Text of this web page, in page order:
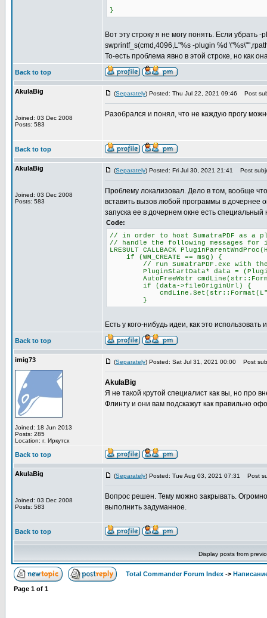
}
Вот эту строку я не могу понять. Если убрать
swprintf_s(cmd,4096,L"%s -plugin %d
То-есть проблема явно в этой строке, но как
Back to top
AkulaBig
Joined: 03 Dec 2008
Posts: 583
(Separately) Posted: Thu Jul 22, 2021 09:46 Post
Разобрался и понял, что не каждую прогу
Back to top
AkulaBig
Joined: 03 Dec 2008
Posts: 583
(Separately) Posted: Fri Jul 30, 2021 21:41 Post
Проблему локализовал. Дело в том, вообще
вставить вызов любой программы в дочернее
запуска ее в дочернем окне есть
Code:
// in order to host SumatraPDF as a
// handle the following messages
LRESULT CALLBACK
if (WM_CREATE == msg) {
// run SumatraPDF.exe with the -
PluginStartData* data =
AutoFreeWstr
if (data->fileOriginUrl) {
cmdLine.Set(str::Format(L"-
}
Есть у кого-нибудь идеи, как это
Back to top
imig73
Joined: 18 Jun 2013
Posts: 285
Location: г. Иркутск
(Separately) Posted: Sat Jul 31, 2021 00:00 Post
AkulaBig
Я не такой крутой специалист как вы, но про
Флинту и они вам подскажут как правильно
Back to top
AkulaBig
Joined: 03 Dec 2008
Posts: 583
(Separately) Posted: Tue Aug 03, 2021 07:31 Post
Вопрос решен. Тему можно закрывать.
выполнить задуманное.
Back to top
Display posts from
Total Commander Forum Index ->
Page 1 of 1